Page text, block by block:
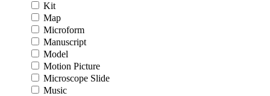
Kit
Map
Microform
Manuscript
Model
Motion Picture
Microscope Slide
Music